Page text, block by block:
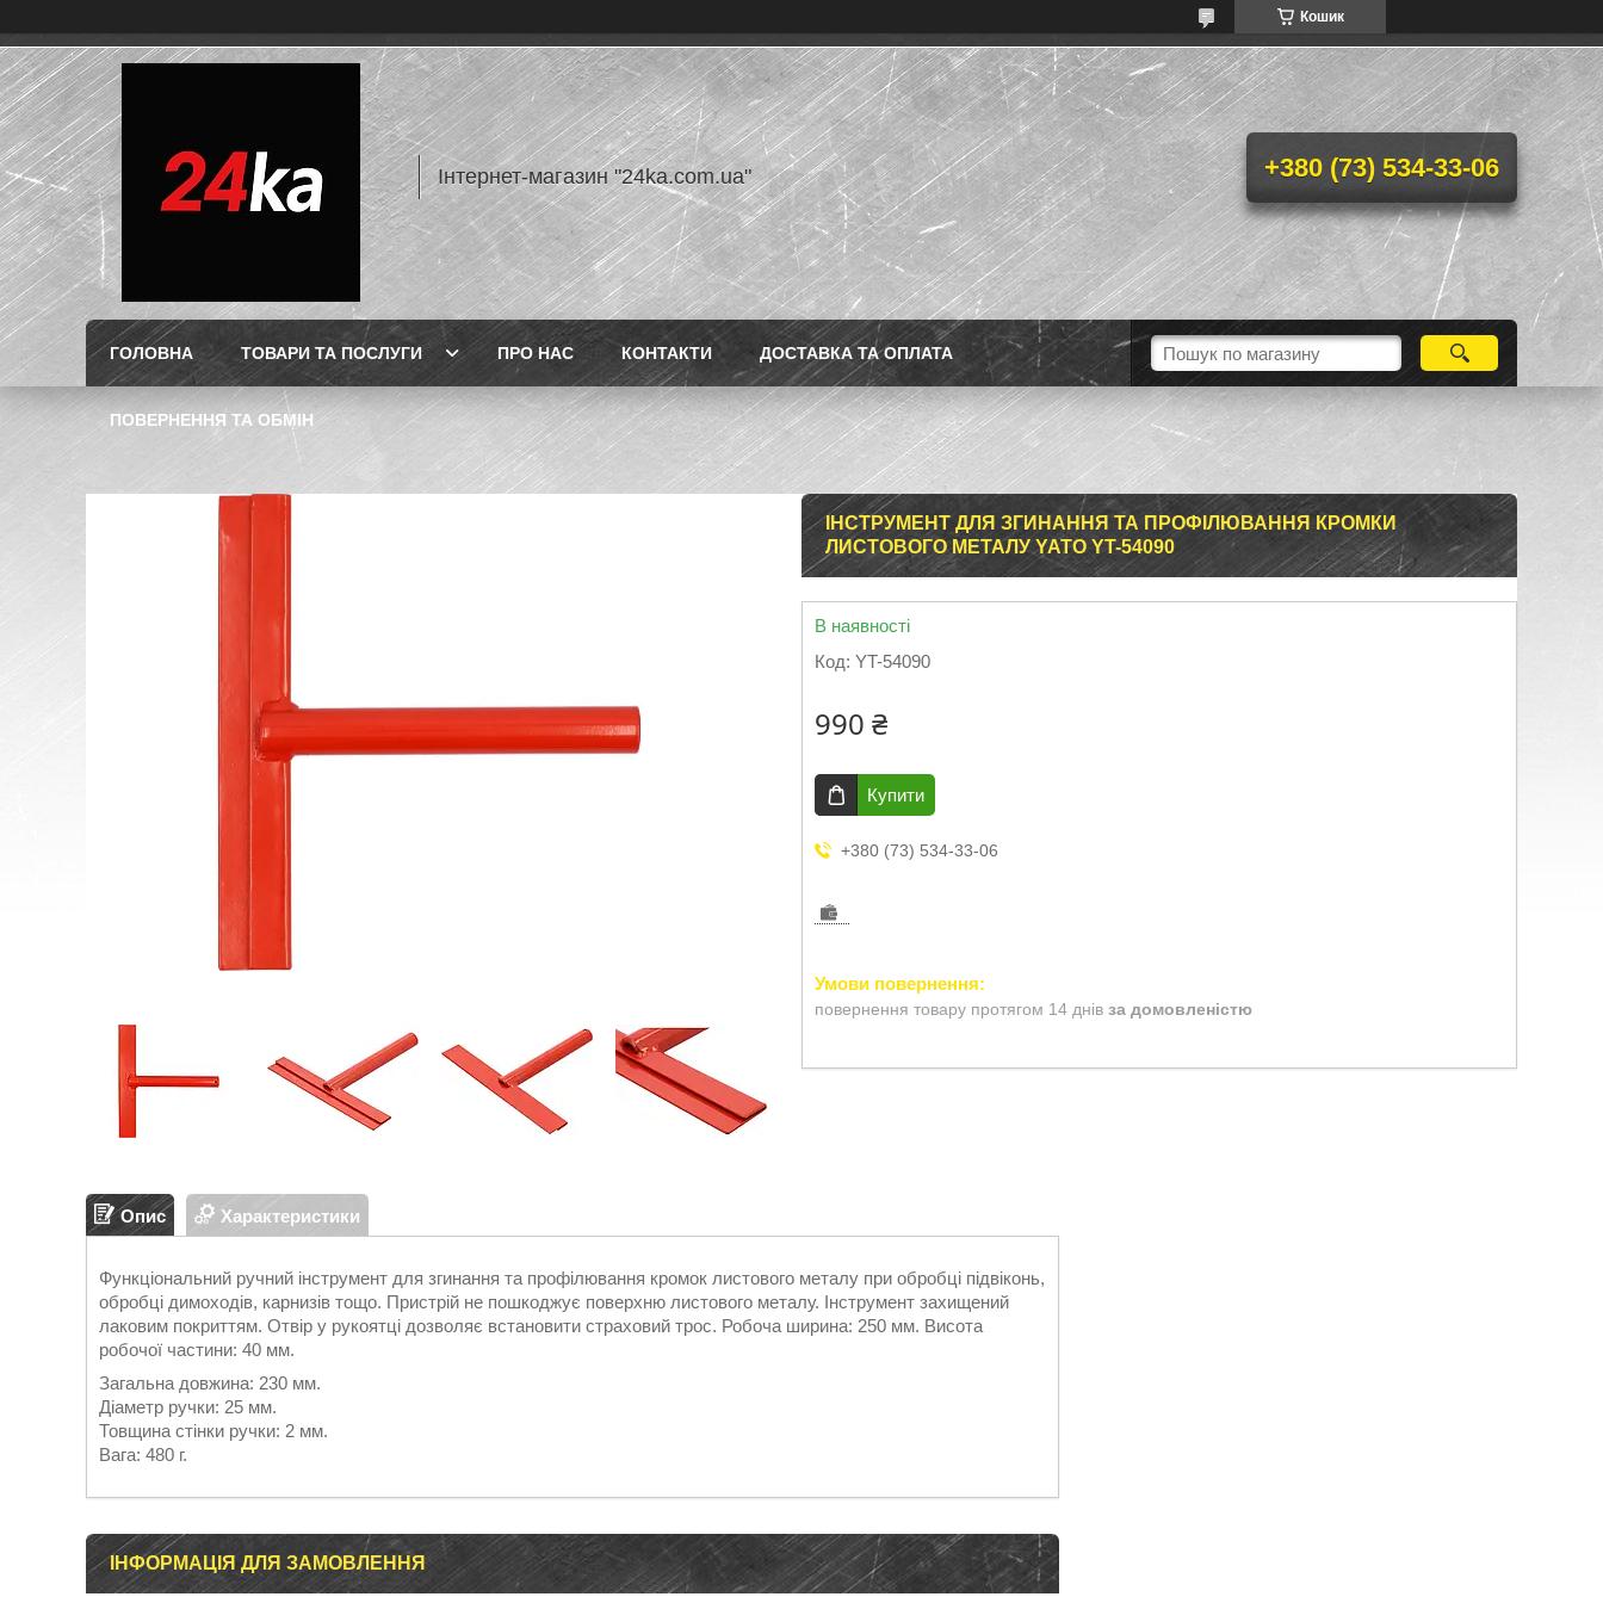
Кошик
Інтернет-магазин "24ka.com.ua" +380 (73) 534-33-06
ГОЛОВНА ТОВАРИ ТА ПОСЛУГИ ПРО НАС КОНТАКТИ ДОСТАВКА ТА ОПЛАТА
ПОВЕРНЕННЯ ТА ОБМІН
ІНСТРУМЕНТ ДЛЯ ЗГИНАННЯ ТА ПРОФІЛЮВАННЯ КРОМКИ
ЛИСТОВОГО МЕТАЛУ YATO YT-54090
В наявності
Код: YT-54090
990 ₴
Купити
+380 (73) 534-33-06
повернення товару протягом 14 днів за домовленістю
Опис Характеристики
Функціональний ручний інструмент для згинання та профілювання кромок листового металу при обробці підвіконь,
обробці димоходів, карнизів тощо. Пристрій не пошкоджує поверхню листового металу. Інструмент захищений
лаковим покриттям. Отвір у рукоятці дозволяє встановити страховий трос. Робоча ширина: 250 мм. Висота
робочої частини: 40 мм.
Загальна довжина: 230 мм.
Діаметр ручки: 25 мм.
Товщина стінки ручки: 2 мм.
Вага: 480 г.
ІНФОРМАЦІЯ ДЛЯ ЗАМОВЛЕННЯ